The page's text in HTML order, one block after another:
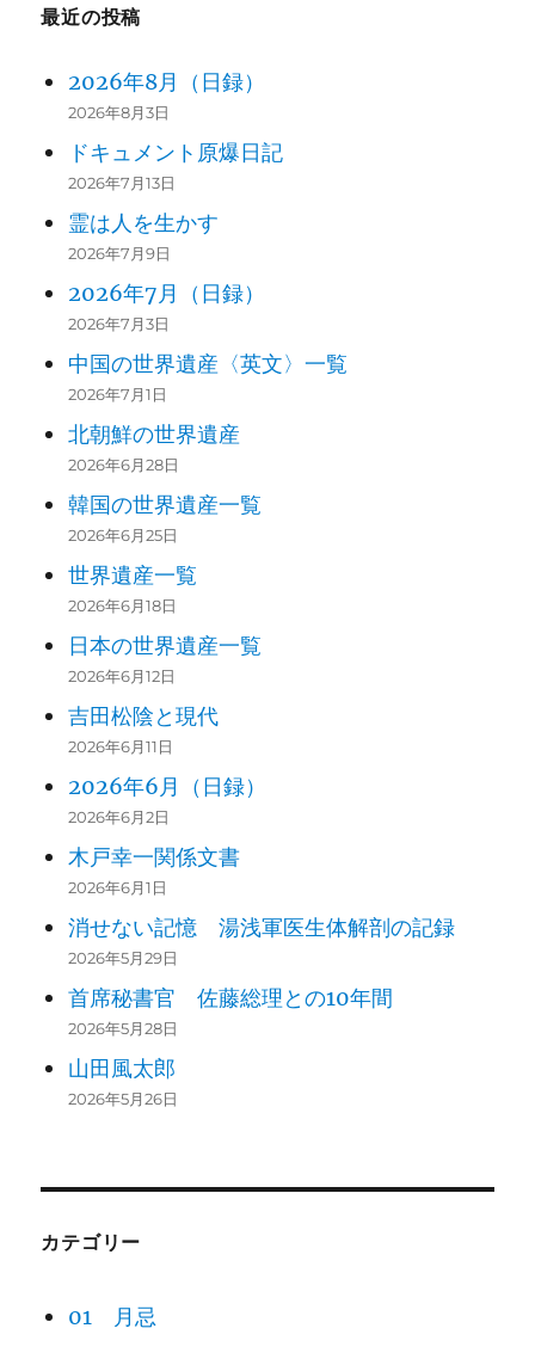
最近の投稿
2026年8月（日録）
2026年8月3日
ドキュメント原爆日記
2026年7月13日
霊は人を生かす
2026年7月9日
2026年7月（日録）
2026年7月3日
中国の世界遺産〈英文〉一覧
2026年7月1日
北朝鮮の世界遺産
2026年6月28日
韓国の世界遺産一覧
2026年6月25日
世界遺産一覧
2026年6月18日
日本の世界遺産一覧
2026年6月12日
吉田松陰と現代
2026年6月11日
2026年6月（日録）
2026年6月2日
木戸幸一関係文書
2026年6月1日
消せない記憶 湯浅軍医生体解剖の記録
2026年5月29日
首席秘書官 佐藤総理との10年間
2026年5月28日
山田風太郎
2026年5月26日
カテゴリー
01 月忌